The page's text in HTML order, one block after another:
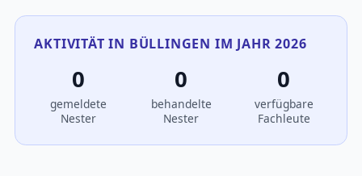
AKTIVITÄT IN BÜLLINGEN IM JAHR 2026
0
gemeldete
Nester
0
behandelte
Nester
0
verfügbare
Fachleute